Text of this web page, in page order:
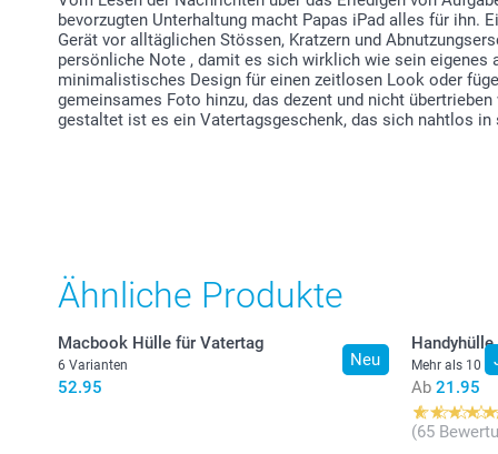
bevorzugten Unterhaltung macht Papas iPad alles für ihn.
Gerät vor alltäglichen Stössen, Kratzern und
persönliche Note , damit es sich wirklich wie sein eigenes
minimalistisches Design für einen zeitlosen Look oder
gemeinsames Foto hinzu, das dezent und nicht
gestaltet ist es ein Vatertagsgeschenk, das sich nahtlos in
Ähnliche Produkte
Neu
Macbook Hülle für Vatertag
6 Varianten
52.95
Handyhülle
Mehr als 10
Ab 21.95
(65